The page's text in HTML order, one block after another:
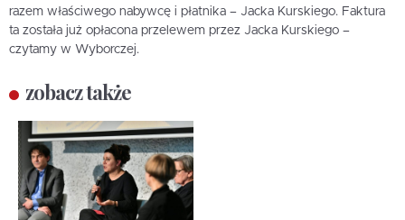
razem właściwego nabywcę i płatnika – Jacka Kurskiego. Faktura
ta została już opłacona przelewem przez Jacka Kurskiego –
czytamy w Wyborczej.
zobacz także